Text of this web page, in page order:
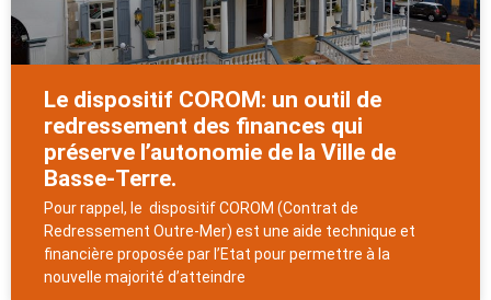
Le dispositif COROM: un outil de
redressement des finances qui
préserve l’autonomie de la Ville de
Basse-Terre.
Pour rappel, le dispositif COROM (Contrat de
Redressement Outre-Mer) est une aide technique et
financière proposée par l’Etat pour permettre à la
nouvelle majorité d’atteindre